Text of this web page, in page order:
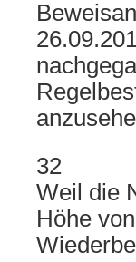
32
Weil die
Höhe